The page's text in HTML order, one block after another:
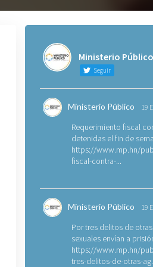
Ministerio Público
Seguir
Ministerio Público 19
Requerimiento fiscal
detenidas el fin de
https://www.mp.hn/
fiscal-contra-...
Ministerio Público 19
Por tres delitos de
sexuales envían a
https://www.mp.hn/
tres-delitos-de-otras-